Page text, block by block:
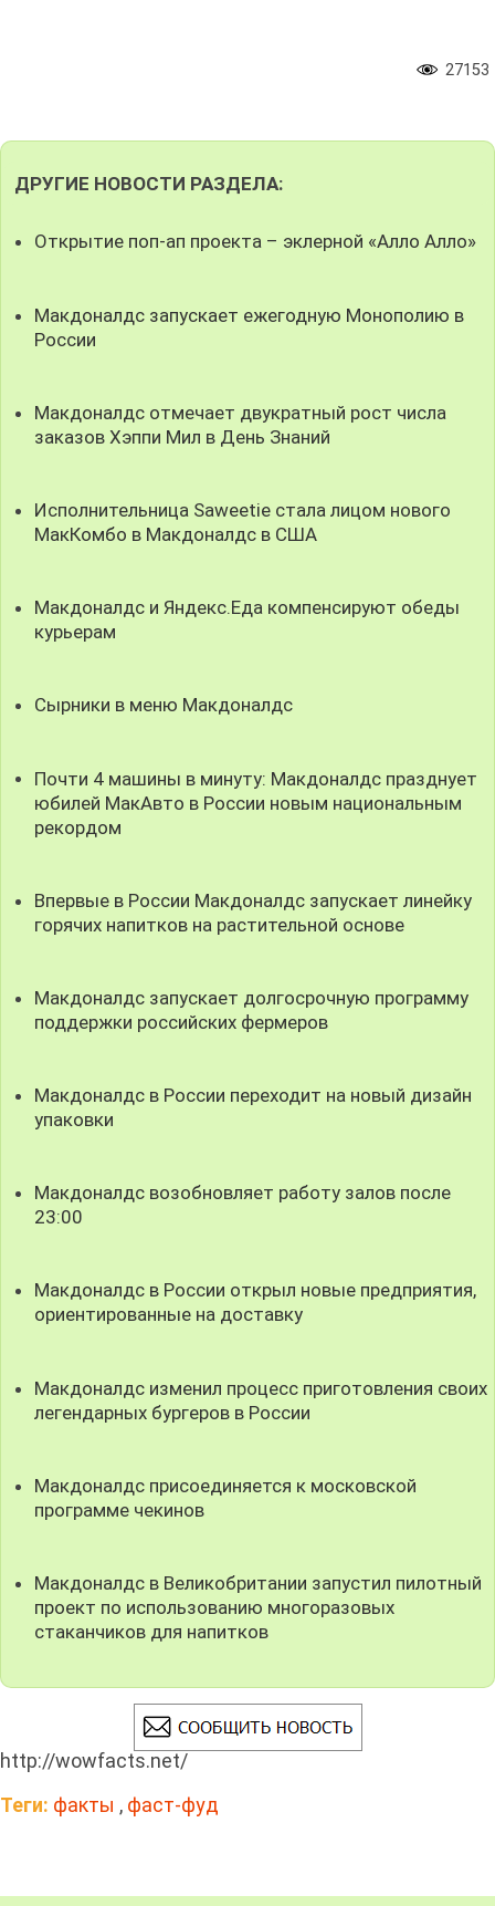
27153
ДРУГИЕ НОВОСТИ РАЗДЕЛА:
Открытие поп-ап проекта – эклерной «Алло Алло»
Макдоналдс запускает ежегодную Монополию в
России
Макдоналдс отмечает двукратный рост числа
заказов Хэппи Мил в День Знаний
Исполнительница Saweetie стала лицом нового
МакКомбо в Макдоналдс в США
Макдоналдс и Яндекс.Еда компенсируют обеды
курьерам
Сырники в меню Макдоналдс
Почти 4 машины в минуту: Макдоналдс празднует
юбилей МакАвто в России новым национальным
рекордом
Впервые в России Макдоналдс запускает линейку
горячих напитков на растительной основе
Макдоналдс запускает долгосрочную программу
поддержки российских фермеров
Макдоналдс в России переходит на новый дизайн
упаковки
Макдоналдс возобновляет работу залов после
23:00
Макдоналдс в России открыл новые предприятия,
ориентированные на доставку
Макдоналдс изменил процесс приготовления своих
легендарных бургеров в России
Макдоналдс присоединяется к московской
программе чекинов
Макдоналдс в Великобритании запустил пилотный
проект по использованию многоразовых
стаканчиков для напитков
http://wowfacts.net/
Теги: факты , фаст-фуд